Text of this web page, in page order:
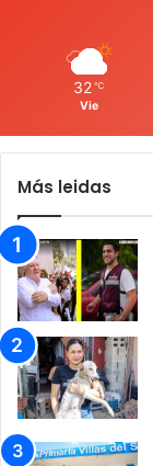
32 ℃
Vie
Más leidas